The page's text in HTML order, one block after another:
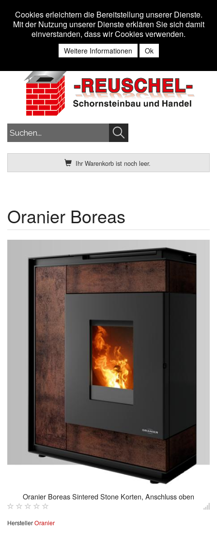
Anmelden
Ihr Warenkorb ist noch leer.
MENU Toggle
Oranier Boreas
Oranier Boreas Sintered Stone Korten, Anschluss oben
HerstellerOranier
Cookies erleichtern die Bereitstellung unserer Dienste.
Mit der Nutzung unserer Dienste erklären Sie sich damit
einverstanden, dass wir Cookies verwenden.
Weitere Informationen Ok